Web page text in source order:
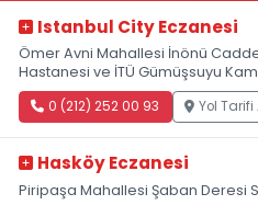
Istanbul City Eczanesi
Ömer Avni Mahallesi İnönü
Hastanesi ve İTÜ Gümüşsuyu
0 (212) 252 00 93 Yol Tarifi
Hasköy Eczanesi
Piripaşa Mahallesi Şaban Deresi